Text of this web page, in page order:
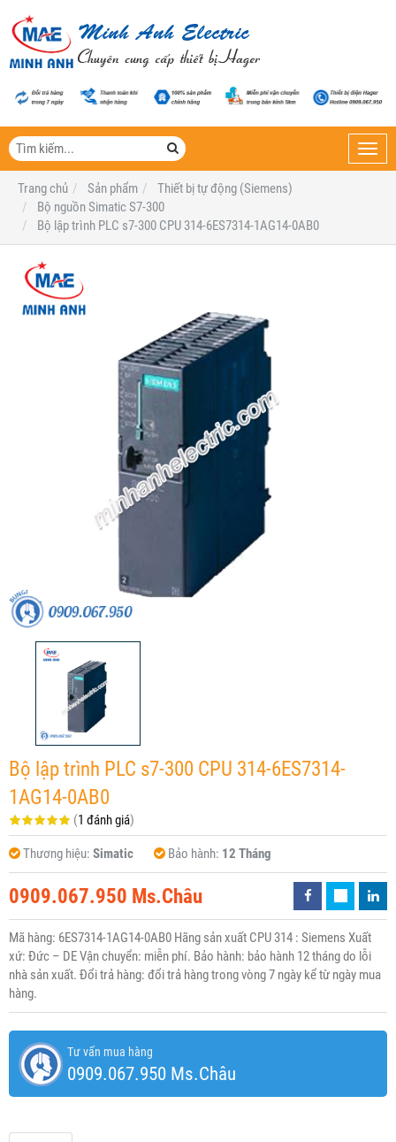
Trang chủ
Sản phẩm
Thiết bị tự động (Siemens)
Bộ nguồn Simatic S7-300
Bộ lập trình PLC s7-300 CPU 314-6ES7314-1AG14-0AB0
Bộ lập trình PLC s7-300 CPU 314-6ES7314-
1AG14-0AB0
(1 đánh giá)
Thương hiệu: Simatic Bảo hành: 12 Tháng
0909.067.950 Ms.Châu
Mã hàng: 6ES7314-1AG14-0AB0 Hãng sản xuất CPU 314 : Siemens Xuất
xứ: Đức – DE Vận chuyển: miễn phí. Bảo hành: bảo hành 12 tháng do lỗi
nhà sản xuất. Đổi trả hàng: đổi trả hàng trong vòng 7 ngày kể từ ngày mua
hàng.
Tư vấn mua hàng
0909.067.950 Ms.Châu